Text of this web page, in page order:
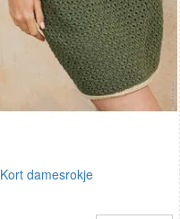
Kort damesrokje